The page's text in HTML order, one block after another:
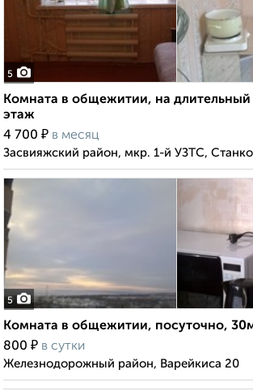
5
Комната в общежитии, на длительный
этаж
4 700 ₽ в месяц
Засвияжский район, мкр. 1-й УЗТС,
5
Комната в общежитии, посуточно,
800 ₽ в сутки
Железнодорожный район, Варейкиса 20